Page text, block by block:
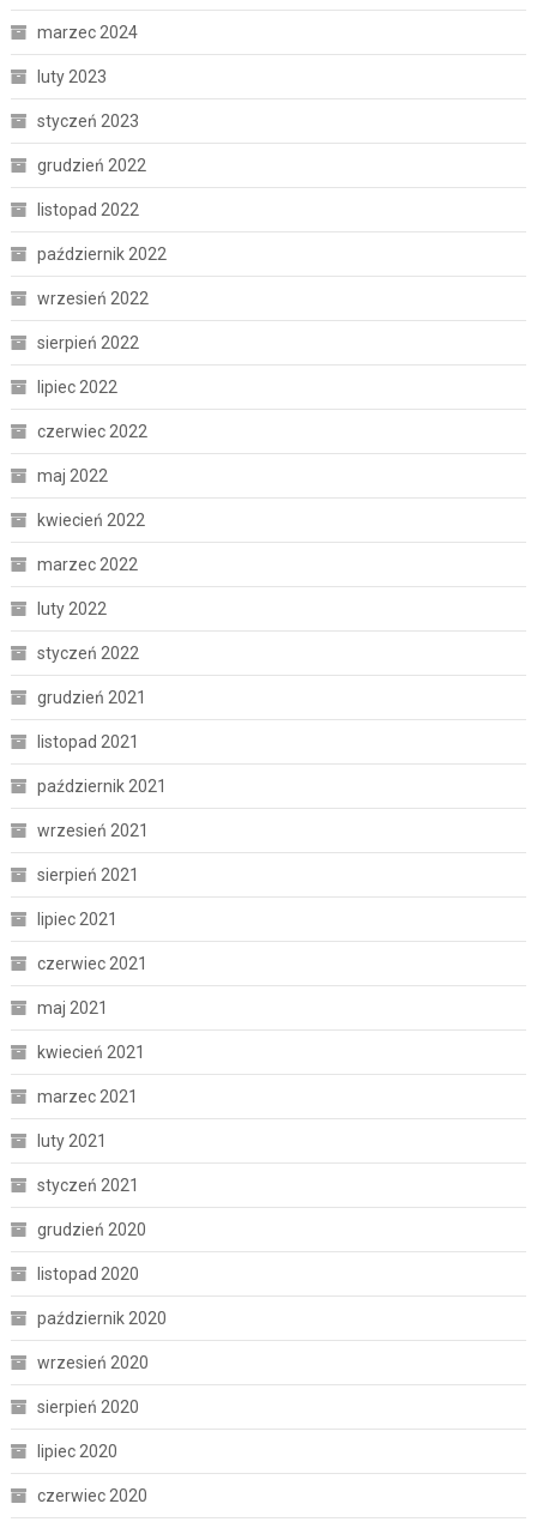
marzec 2024
luty 2023
styczeń 2023
grudzień 2022
listopad 2022
październik 2022
wrzesień 2022
sierpień 2022
lipiec 2022
czerwiec 2022
maj 2022
kwiecień 2022
marzec 2022
luty 2022
styczeń 2022
grudzień 2021
listopad 2021
październik 2021
wrzesień 2021
sierpień 2021
lipiec 2021
czerwiec 2021
maj 2021
kwiecień 2021
marzec 2021
luty 2021
styczeń 2021
grudzień 2020
listopad 2020
październik 2020
wrzesień 2020
sierpień 2020
lipiec 2020
czerwiec 2020